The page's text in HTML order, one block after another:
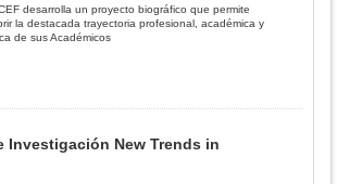
desarrolla un proyecto biográfico que permite
la destacada trayectoria profesional, académica y
de sus Académicos
Investigación New Trends in